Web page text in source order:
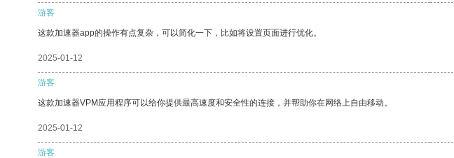
游客
这款加速器app的操作有点复杂，可以简化一下，比如将设置页面进行优化。
2025-01-12
游客
这款加速器VPM应用程序可以给你提供最高速度和安全性的连接，并帮助你在网络上自由移动。
2025-01-12
游客